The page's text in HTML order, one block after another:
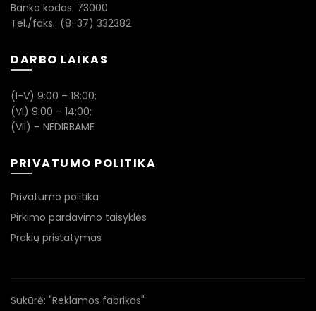
Banko kodas: 73000
Tel./faks.: (8-37) 332382
DARBO LAIKAS
(I-V) 9:00 – 18:00;
(VI) 9:00 – 14:00;
(VII) – NEDIRBAME
PRIVATUMO POLITIKA
Privatumo politika
Pirkimo pardavimo taisyklės
Prekių pristatymas
Sukūrė: "Reklamos fabrikas"